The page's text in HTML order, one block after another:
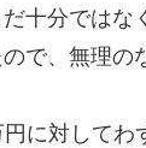
十分ではな
で、無理の
に対してわ